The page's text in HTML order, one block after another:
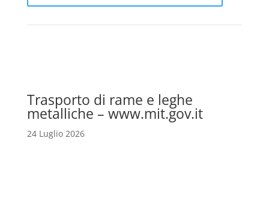
Trasporto di rame e leghe
metalliche – www.mit.gov.it
24 Luglio 2026